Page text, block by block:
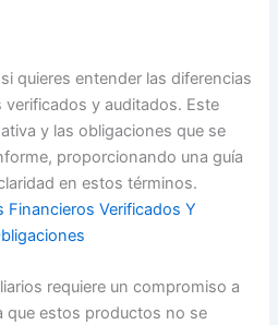
quieres entender las diferencias
y auditados. Este
y las obligaciones que se
proporcionando una guía
en estos términos.
Financieros Verificados Y
requiere un compromiso a
que estos productos no se